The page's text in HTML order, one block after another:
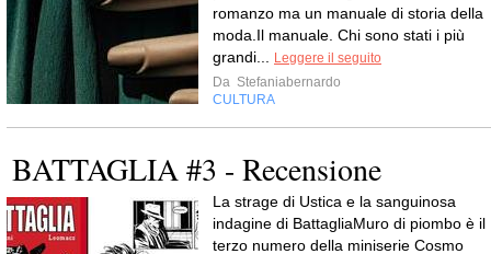
romanzo ma un manuale di storia della
moda.Il manuale. Chi sono stati i più
grandi...
Leggere il seguito
Da Stefaniabernardo
CULTURA
BATTAGLIA #3 - Recensione
La strage di Ustica e la sanguinosa
indagine di BattagliaMuro di piombo è il
terzo numero della miniserie Cosmo